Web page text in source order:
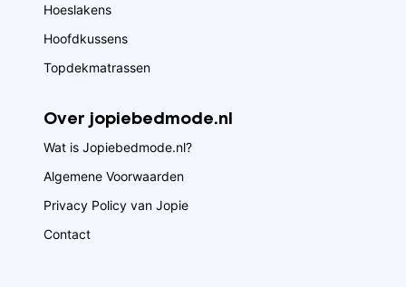
Hoeslakens
Hoofdkussens
Topdekmatrassen
Over jopiebedmode.nl
Wat is Jopiebedmode.nl?
Algemene Voorwaarden
Privacy Policy van Jopie
Contact